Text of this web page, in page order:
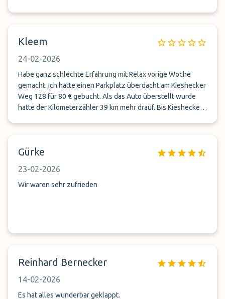
Kleem
24-02-2026
Habe ganz schlechte Erfahrung mit Relax vorige Woche
gemacht. Ich hatte einen Parkplatz überdacht am Kieshecker
Weg 128 für 80 € gebucht. Als das Auto überstellt wurde
hatte der Kilometerzähler 39 km mehr drauf. Bis Kieshecker
39 € gekostet. Der zuständige Mitarbeiter hat dies
Gürke
23-02-2026
Wir waren sehr zufrieden
Reinhard Bernecker
14-02-2026
Es hat alles wunderbar geklappt.